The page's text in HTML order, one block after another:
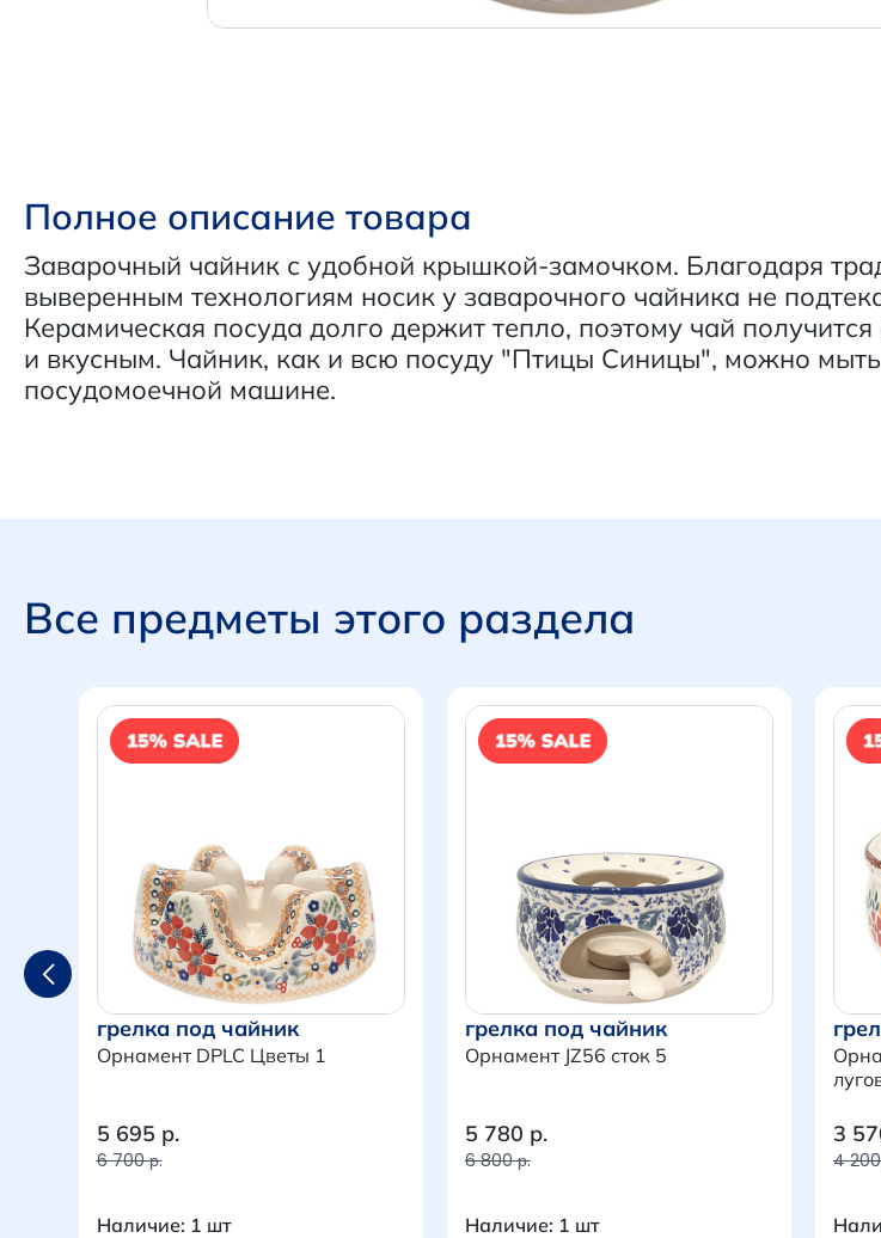
Итого:
Продолжить покупки
Полное описание товара
Заварочный чайник с удобной крышкой-замочком. Благодаря
выверенным технологиям носик у заварочного чайника не
Керамическая посуда долго держит тепло, поэтому чай
и вкусным. Чайник, как и всю посуду "Птицы Синицы", можно
посудомоечной машине.
Все предметы этого раздела
грелка под чайник
Орнамент DPLC Цветы 1
5 695 р.
6 700 р.
Наличие: 1 шт
грелка под чайник
Орнамент JZ56 сток 5
5 780 р.
6 800 р.
Наличие: 1 шт
3
4